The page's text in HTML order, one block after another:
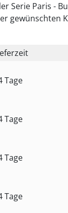
Serie Paris -
gewünschten
Tage
Tage
Tage
Tage